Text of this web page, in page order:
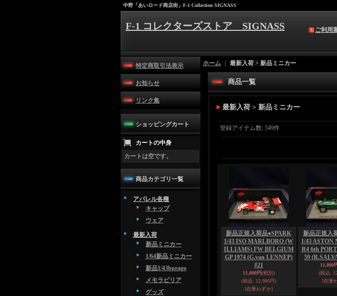
中野「あいロード商店街」F-1 Collection SIGNASS
F-1 コレクターズストア SIGNASS ご利用
特定商取引法表示
お知らせ
リンク集
ショッピングカート
カートの中身
カートは空です。
商品カテゴリ一覧
アパレル各種
キャップ
ウェア
最新入荷
新品ミニカー
1/64新品ミニカー
新品1/43burago
メモラビリア
グッズ
ホーム 最新入荷 > 新品ミニカー
商品一覧
最新入荷 > 新品ミニカー
登録アイテム数: 549件
新品正規入荷品●SPARK
1/43 ISO MARLBORO (W
ILLIAMS) FW BELGIUM
GP 1974 (G.van LENNEP)
#21
11,800円(税別)
(税込: 12,980円)
[在庫わずか]
新品正規入
1/43
R4 6th
59
11,800
(税込:
[在庫